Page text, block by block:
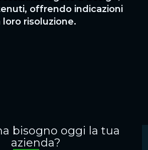
offrendo indicazioni
risoluzione.
bisogno oggi la tua
azienda?